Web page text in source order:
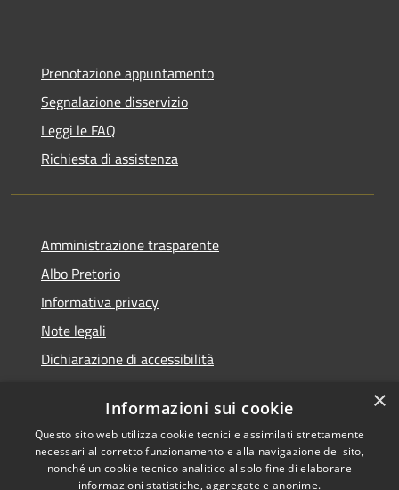
Prenotazione appuntamento
Segnalazione disservizio
Leggi le FAQ
Richiesta di assistenza
Amministrazione trasparente
Albo Pretorio
Informativa privacy
Note legali
Dichiarazione di accessibilità
RSS
Accessibilità
Copyright © 2026 • Comune di
Veduggio con Colzano •
×
Informazioni sui cookie
Questo sito web utilizza cookie tecnici e assimilati strettamente
necessari al corretto funzionamento e alla navigazione del sito,
nonché un cookie tecnico analitico al solo fine di elaborare
informazioni statistiche, aggregate e anonime.